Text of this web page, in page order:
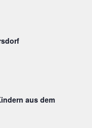
aus dem